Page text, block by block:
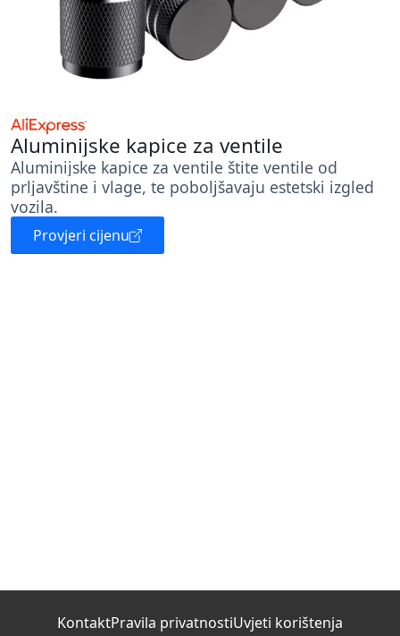
Aluminijske kapice za ventile
Aluminijske kapice za ventile štite ventile od
prljavštine i vlage, te poboljšavaju estetski izgled
vozila.
Provjeri cijenu
KontaktPravila privatnostiUvjeti korištenja